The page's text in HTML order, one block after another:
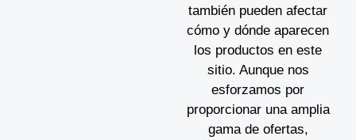
también pueden afectar
cómo y dónde aparecen
los productos en este
sitio. Aunque nos
esforzamos por
proporcionar una amplia
gama de ofertas,